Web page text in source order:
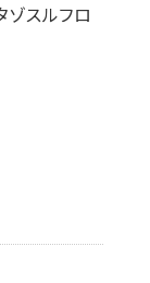
ゾスルフロ